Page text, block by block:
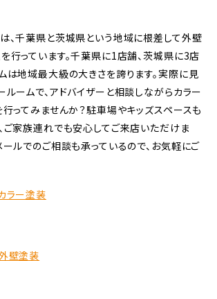
、千葉県と茨城県という地域に根差して外壁
行っています。千葉県に1店舗、茨城県に3店
は地域最大級の大きさを誇ります。実際に見
ルームで、アドバイザーと相談しながらカラー
行ってみませんか？駐車場やキッズスペースも
ご家族連れでも安心してご来店いただけま
ールでのご相談も承っているので、お気軽にご
ラー塗装
壁塗装